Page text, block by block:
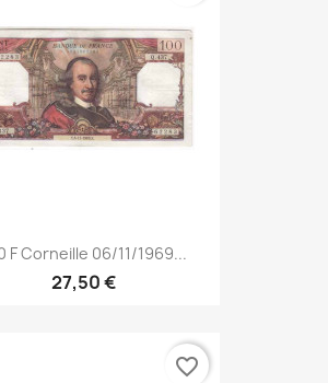
F Corneille 06/11/1969...
27,50 €
favorite_border